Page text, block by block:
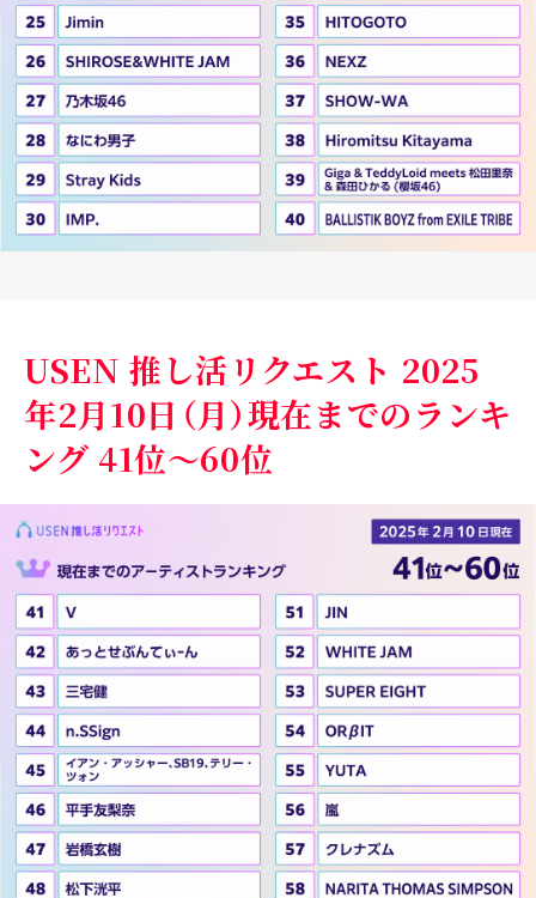
USEN 推し活リクエスト 2025
年2月10日（月）現在までのランキ
ング 41位～60位